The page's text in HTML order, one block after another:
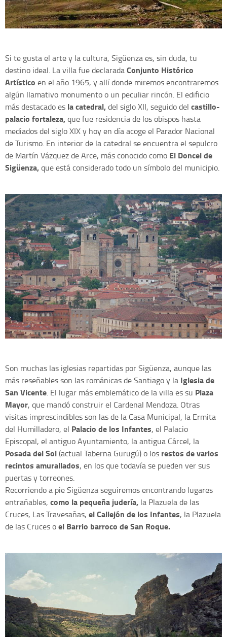
Si te gusta el arte y la cultura, Sigüenza es, sin duda, tu
destino ideal. La villa fue declaradaConjunto Histórico
Artístico en el año 1965, y allí donde miremos encontraremos
algún llamativo monumento o un peculiar rincón. El edificio
más destacado es la catedral,del siglo XII, seguido del castillo-
palacio fortaleza,que fue residencia de los obispos hasta
mediados del siglo XIX y hoy en día acoge el Parador Nacional
de Turismo. En interior de la catedral se encuentra el sepulcro
de Martín Vázquez de Arce, más conocido como El Doncel de
Sigüenza,que está considerado todo un símbolo del municipio.
Son muchas las iglesias repartidas por Sigüenza, aunque las
más reseñables son las románicas de Santiago y la Iglesia de
San Vicente. El lugar más emblemático de la villa es su Plaza
Mayor, que mandó construir el Cardenal Mendoza. Otras
visitas imprescindibles son las de la Casa Municipal, la Ermita
del Humilladero, el Palacio de los Infantes, el Palacio
Episcopal, el antiguo Ayuntamiento, la antigua Cárcel, la
Posada del Sol(actual Taberna Gurugú) o los restos de varios
recintos amurallados, en los que todavía se pueden ver sus
puertas y torreones.
Recorriendo a pie Sigüenza seguiremos encontrando lugares
entrañables, como la pequeña judería, la Plazuela de las
Cruces, Las Travesañas, el Callejón de los Infantes, la Plazuela
de las Cruces oel Barrio barroco de San Roque.